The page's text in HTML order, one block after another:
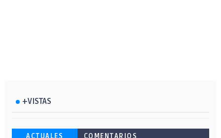
+VISTAS
Esto ha ocurrido cuando una gran web
Ahorra y compra de oferta: Cuándo es
Microsoft lanza unos cursos gratuitos
ACTUALES COMENTARIOS